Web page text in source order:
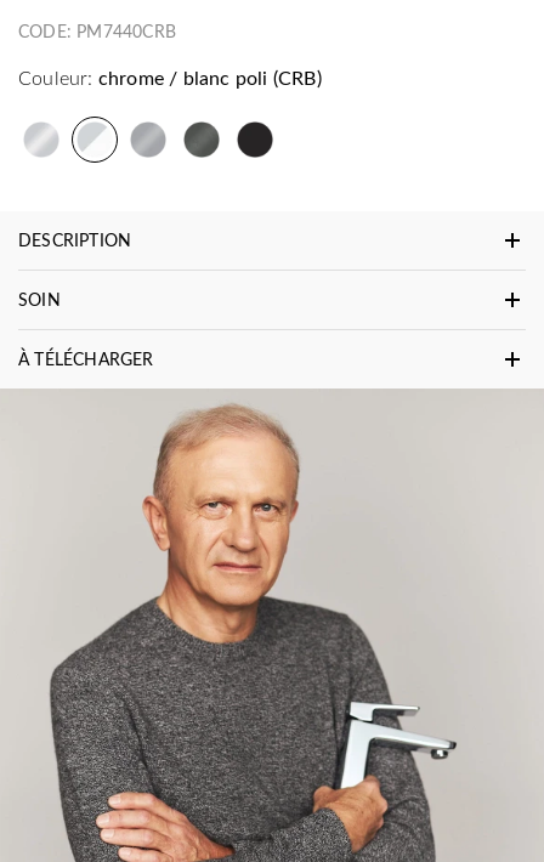
CODE: PM7440CRB
Couleur: chrome / blanc poli (CRB)
DESCRIPTION
SOIN
À TÉLÉCHARGER